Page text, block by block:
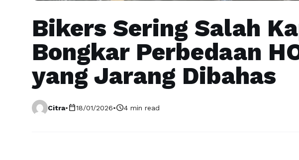
Bikers Sering Salah
Bongkar Perbedaan
yang Jarang Dibahas
Citra•calendar_today18/01/2026•schedule4 min read